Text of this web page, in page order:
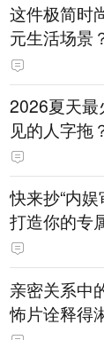
这件极简时
元生活场景
2026夏天
见的人字拖
快来抄“内娱
打造你的专
亲密关系中
怖片诠释得